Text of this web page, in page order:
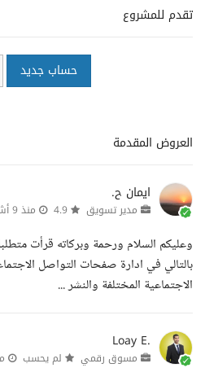
تقدم للمشروع
حساب جديد
العروض المقدمة
ايمان ح.
مدير تسويق منذ 9 أشهر
وعليكم السلام ورحمة وبركاته قرأت
الاجتماعية المختلفة والنشر ...
Loay E.
مسوق رقمي لم يحسب